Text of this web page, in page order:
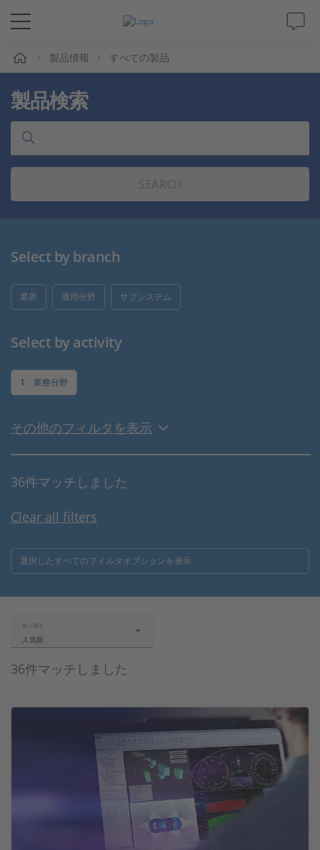
ソリューションと製品
サポート
動画
採用情報
製品情報 すべての製品
製品検索
Select by branch
業界 適用分野 サブシステム
Select by activity
1 業務分野
その他のフィルタを表示
36件マッチしました
Clear all filters
選択したすべてのフィルタオプションを表示
36件マッチしました
並べ替え
人気順